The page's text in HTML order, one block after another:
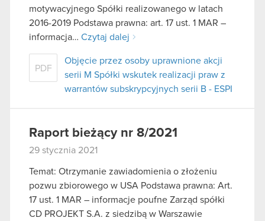
motywacyjnego Spółki realizowanego w latach
2016-2019 Podstawa prawna: art. 17 ust. 1 MAR –
informacja… Czytaj dalej
PDF
Objęcie przez osoby uprawnione akcji
serii M Spółki wskutek realizacji praw z
warrantów subskrypcyjnych serii B - ESPI
Raport bieżący nr 8/2021
29 stycznia 2021
Temat: Otrzymanie zawiadomienia o złożeniu
pozwu zbiorowego w USA Podstawa prawna: Art.
17 ust. 1 MAR – informacje poufne Zarząd spółki
CD PROJEKT S.A. z siedzibą w Warszawie